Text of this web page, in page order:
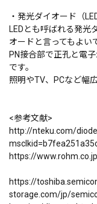
・発光ダイオード（LED
LEDとも呼ばれる発光
オードと言ってもよい
PN接合部で正孔と電
です。
照明やTV、PCなど幅
<参考文献>
http://nteku.com/
https://
https://
storage.com/jp/